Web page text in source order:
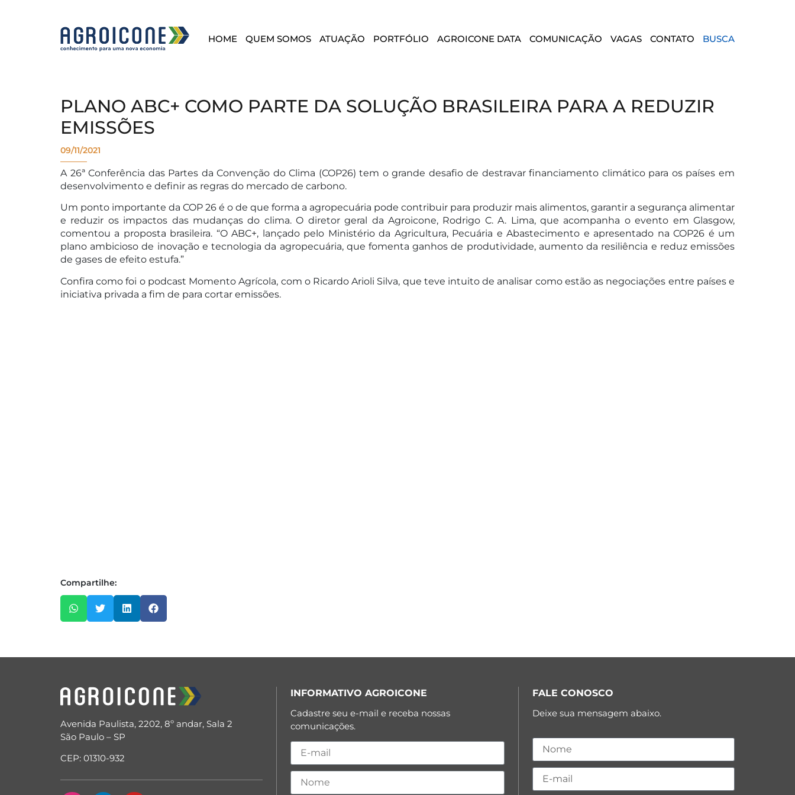
HOME QUEM SOMOS ATUAÇÃO PORTFÓLIO AGROICONE DATA COMUNICAÇÃO VAGAS CONTATO BUSCA
PLANO ABC+ COMO PARTE DA SOLUÇÃO BRASILEIRA PARA A REDUZIR
EMISSÕES
09/11/2021
A 26ª Conferência das Partes da Convenção do Clima (COP26) tem o grande desafio de destravar financiamento climático para os países em
desenvolvimento e definir as regras do mercado de carbono.
Um ponto importante da COP 26 é o de que forma a agropecuária pode contribuir para produzir mais alimentos, garantir a segurança alimentar
e reduzir os impactos das mudanças do clima. O diretor geral da Agroicone, Rodrigo C. A. Lima, que acompanha o evento em Glasgow,
comentou a proposta brasileira. “O ABC+, lançado pelo Ministério da Agricultura, Pecuária e Abastecimento e apresentado na COP26 é um
plano ambicioso de inovação e tecnologia da agropecuária, que fomenta ganhos de produtividade, aumento da resiliência e reduz emissões
de gases de efeito estufa.”
Confira como foi o podcast Momento Agrícola, com o Ricardo Arioli Silva, que teve intuito de analisar como estão as negociações entre países e
iniciativa privada a fim de para cortar emissões.
Compartilhe:
Avenida Paulista, 2202, 8º andar, Sala 2
São Paulo – SP
CEP: 01310-932
INFORMATIVO AGROICONE
Cadastre seu e-mail e receba nossas
comunicações.
FALE CONOSCO
Deixe sua mensagem abaixo.